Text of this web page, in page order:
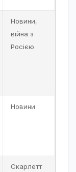
Новини,
війна з
Росією
Новини
Скарлетт